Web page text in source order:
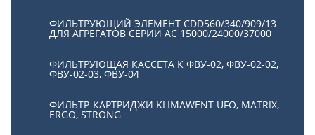
ФИЛЬТРУЮЩИЙ ЭЛЕМЕНТ CDD560/340/909/13
ДЛЯ АГРЕГАТОВ СЕРИИ АС 15000/24000/37000
ФИЛЬТРУЮЩАЯ КАССЕТА К ФВУ-02, ФВУ-02-02,
ФВУ-02-03, ФВУ-04
ФИЛЬТР-КАРТРИДЖИ KLIMAWENT UFO, MATRIX,
ERGO, STRONG